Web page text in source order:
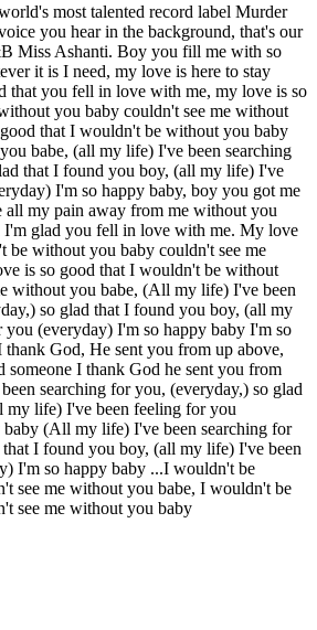
most talented record label Murder
you hear in the background, that's our
Miss Ashanti. Boy you fill me with so
it is I need, my love is here to stay
that you fell in love with me, my love is so
you baby couldn't see me without
that I wouldn't be without you baby
babe, (all my life) I've been searching
that I found you boy, (all my life) I've
I'm so happy baby, boy you got me
all my pain away from me without you
I'm glad you fell in love with me. My love
be without you baby couldn't see me
is so good that I wouldn't be without
without you babe, (All my life) I've been
so glad that I found you boy, (all my
(everyday) I'm so happy baby I'm so
God, He sent you from up above,
someone I thank God he sent you from
searching for you, (everyday,) so glad
my life) I've been feeling for you
(All my life) I've been searching for
I found you boy, (all my life) I've been
I'm so happy baby ...I wouldn't be
see me without you babe, I wouldn't be
see me without you baby